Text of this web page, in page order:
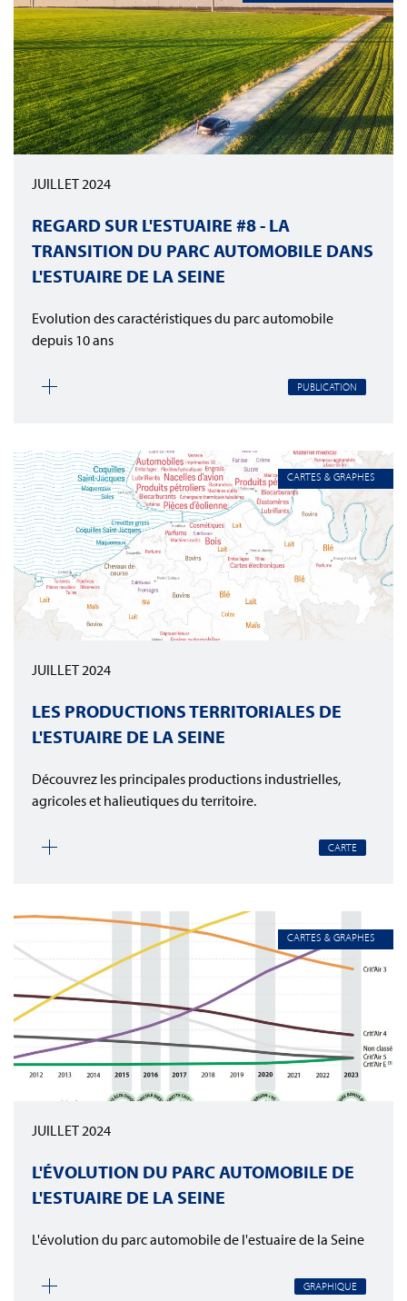
JUILLET 2024
REGARD SUR L'ESTUAIRE #8 - LA
TRANSITION DU PARC AUTOMOBILE DANS
L'ESTUAIRE DE LA SEINE
Evolution des caractéristiques du parc automobile
depuis 10 ans
PUBLICATION
CARTES & GRAPHES
JUILLET 2024
LES PRODUCTIONS TERRITORIALES DE
L'ESTUAIRE DE LA SEINE
Découvrez les principales productions industrielles,
agricoles et halieutiques du territoire.
CARTE
CARTES & GRAPHES
JUILLET 2024
L'ÉVOLUTION DU PARC AUTOMOBILE DE
L'ESTUAIRE DE LA SEINE
L'évolution du parc automobile de l'estuaire de la Seine
GRAPHIQUE